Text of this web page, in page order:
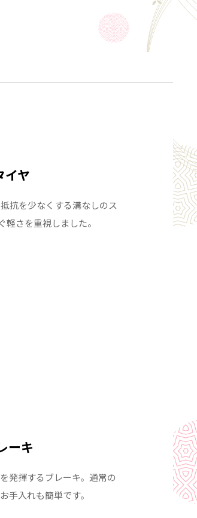
イヤ
抗を少なくする溝なしのス
軽さを重視しました。
ーキ
発揮するブレーキ。通常の
手入れも簡単です。